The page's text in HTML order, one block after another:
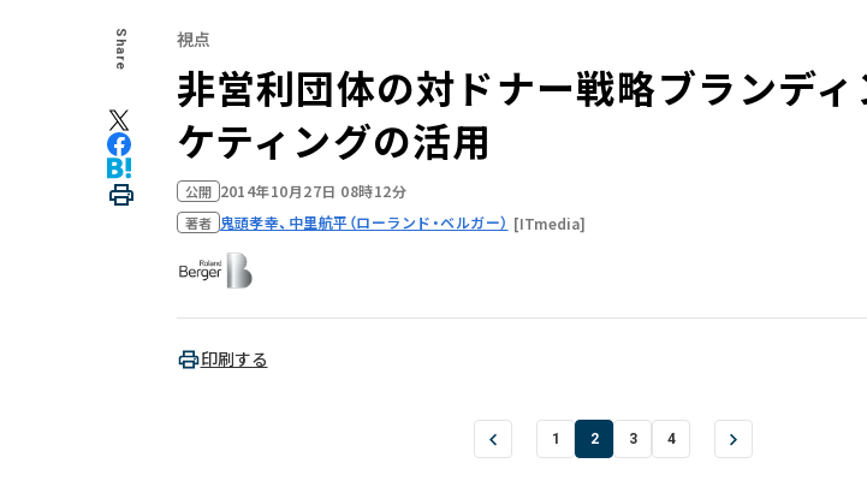
Share 視点
非営利団体の対ドナー戦略――ブランディ
ケティングの活用
公開 2014年10月27日 08時12分
著者 鬼頭孝幸、中里航平（ローランド・ベルガー） [ITmedia]
印刷する
1 2 3 4